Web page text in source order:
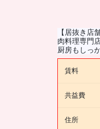
【居抜き店
肉料理専門
厨房もしっ
賃料
共益費
住所